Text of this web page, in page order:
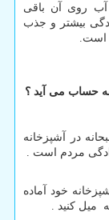
روی آن باقی
بیشتر و جذب
است.
حساب می آید ؟
در آشپزخانه
مردم است .
خود آماده
میل کنید .